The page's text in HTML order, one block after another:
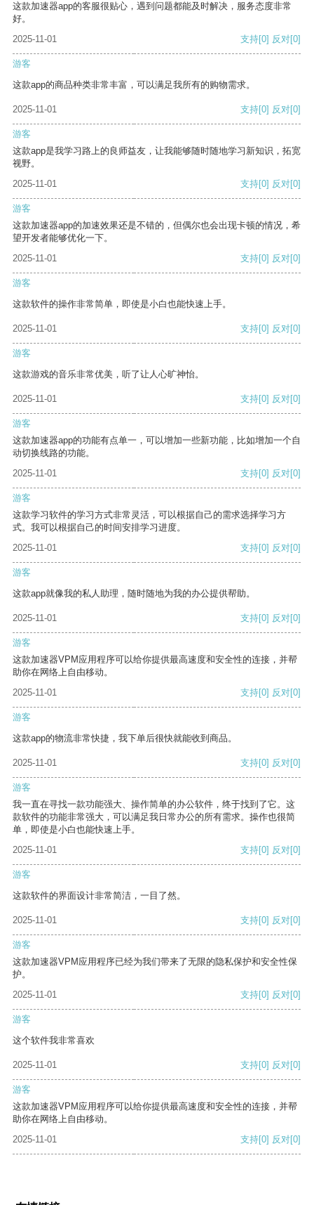
这款加速器app的客服很贴心，遇到问题都能及时解决，服务态度非常
好。
2025-11-01
支持[0] 反对[0]
游客
这款app的商品种类非常丰富，可以满足我所有的购物需求。
2025-11-01 支持[0] 反对[0]
游客
这款app是我学习路上的良师益友，让我能够随时随地学习新知识，拓宽
视野。
2025-11-01
支持[0] 反对[0]
游客
这款加速器app的加速效果还是不错的，但偶尔也会出现卡顿的情况，希
望开发者能够优化一下。
2025-11-01
支持[0] 反对[0]
游客
这款软件的操作非常简单，即使是小白也能快速上手。
2025-11-01 支持[0] 反对[0]
游客
这款游戏的音乐非常优美，听了让人心旷神怡。
2025-11-01 支持[0] 反对[0]
游客
这款加速器app的功能有点单一，可以增加一些新功能，比如增加一个自
动切换线路的功能。
2025-11-01
支持[0] 反对[0]
游客
这款学习软件的学习方式非常灵活，可以根据自己的需求选择学习方
式。我可以根据自己的时间安排学习进度。
2025-11-01
支持[0] 反对[0]
游客
这款app就像我的私人助理，随时随地为我的办公提供帮助。
2025-11-01 支持[0] 反对[0]
游客
这款加速器VPM应用程序可以给你提供最高速度和安全性的连接，并帮
助你在网络上自由移动。
2025-11-01
支持[0] 反对[0]
游客
这款app的物流非常快捷，我下单后很快就能收到商品。
2025-11-01 支持[0] 反对[0]
游客
我一直在寻找一款功能强大、操作简单的办公软件，终于找到了它。这
款软件的功能非常强大，可以满足我日常办公的所有需求。操作也很简
单，即使是小白也能快速上手。
2025-11-01
支持[0] 反对[0]
游客
这款软件的界面设计非常简洁，一目了然。
2025-11-01 支持[0] 反对[0]
游客
这款加速器VPM应用程序已经为我们带来了无限的隐私保护和安全性保
护。
2025-11-01
支持[0] 反对[0]
游客
这个软件我非常喜欢
2025-11-01 支持[0] 反对[0]
游客
这款加速器VPM应用程序可以给你提供最高速度和安全性的连接，并帮
助你在网络上自由移动。
2025-11-01
支持[0] 反对[0]